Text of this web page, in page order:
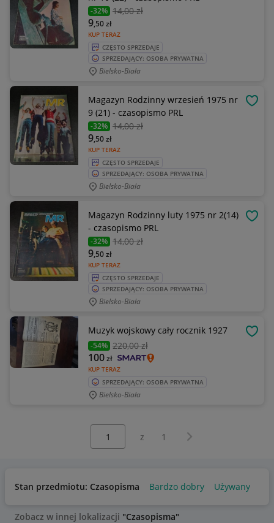
-32% 14,00 zł
KUP TERAZ
9,50zł
CZĘSTO SPRZEDAJE
SPRZEDAJĄCY: OSOBA PRYWATNA
Bielsko-Biała
Magazyn Rodzinny wrzesień 1975 nr
9 (21) - czasopismo PRL
-32% 14,00 zł
KUP TERAZ
9,50zł
CZĘSTO SPRZEDAJE
SPRZEDAJĄCY: OSOBA PRYWATNA
Bielsko-Biała
Magazyn Rodzinny luty 1975 nr 2(14)
- czasopismo PRL
-32% 14,00 zł
KUP TERAZ
9,50zł
CZĘSTO SPRZEDAJE
SPRZEDAJĄCY: OSOBA PRYWATNA
Bielsko-Biała
Muzyk wojskowy cały rocznik 1927
-54% 220,00 zł
KUP TERAZ
100zł
SPRZEDAJĄCY: OSOBA PRYWATNA
Bielsko-Biała
z 1 Następna strona
Stan przedmiotu: Czasopisma Bardzo dobry Używany
Zobacz w innej lokalizacji "Czasopisma"